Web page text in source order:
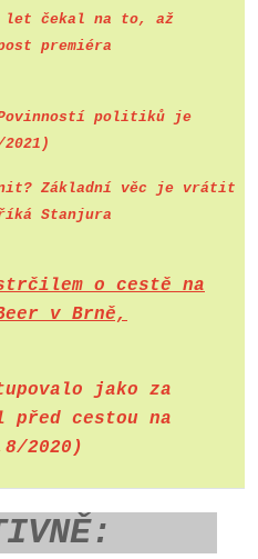
let čekal na to, až
premiéra
politiků je
Základní věc je vrátit
Stanjura
o cestě na
v Brně,
jako za
cestou na
2020)